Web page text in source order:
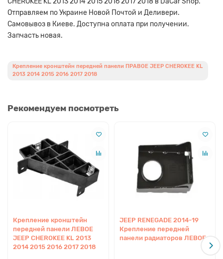
Отправляем по Украине Новой Почтой и Деливери.
Самовывоз в Киеве. Доступна оплата при получении.
Запчасть новая.
Крепление кронштейн передней панели ПРАВОЕ JEEP CHEROKEE KL
2013 2014 2015 2016 2017 2018
Рекомендуем посмотреть
Крепление кронштейн
передней панели ЛЕВОЕ
JEEP CHEROKEE KL 2013
2014 2015 2016 2017 2018
JEEP RENEGADE 2014-19
Крепление передней
панели радиаторов ЛЕВОЕ